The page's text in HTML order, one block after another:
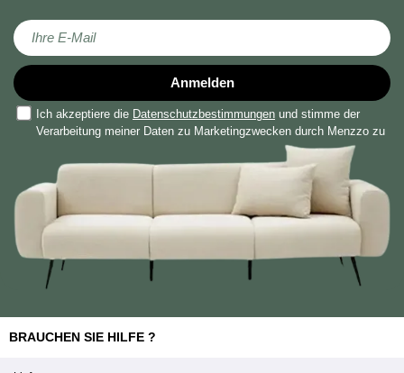
Melden Sie sich für unseren Newsletter an:
Anmelden
Ich akzeptiere die Datenschutzbestimmungen und stimme der
Verarbeitung meiner Daten zu Marketingzwecken durch Menzzo zu
BRAUCHEN SIE HILFE ?